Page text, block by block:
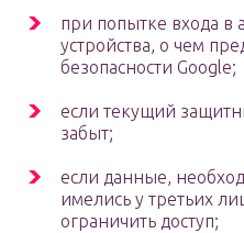
при попытке входа в
устройства, о чем
безопасности Google;
если текущий
забыт;
если данные,
имелись у третьих
ограничить доступ;